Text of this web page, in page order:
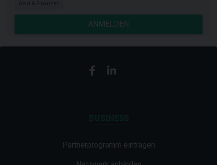
Geld & Finanzen
ANMELDEN
Partnerprogramm eintragen